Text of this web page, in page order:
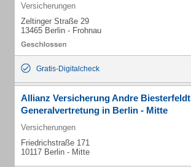
Versicherungen
Zeltinger Straße 29
13465 Berlin - Frohnau
Gratis-Digitalcheck
Allianz Versicherung Andre Biesterfeldt
Generalvertretung in Berlin - Mitte
Versicherungen
Friedrichstraße 171
10117 Berlin - Mitte